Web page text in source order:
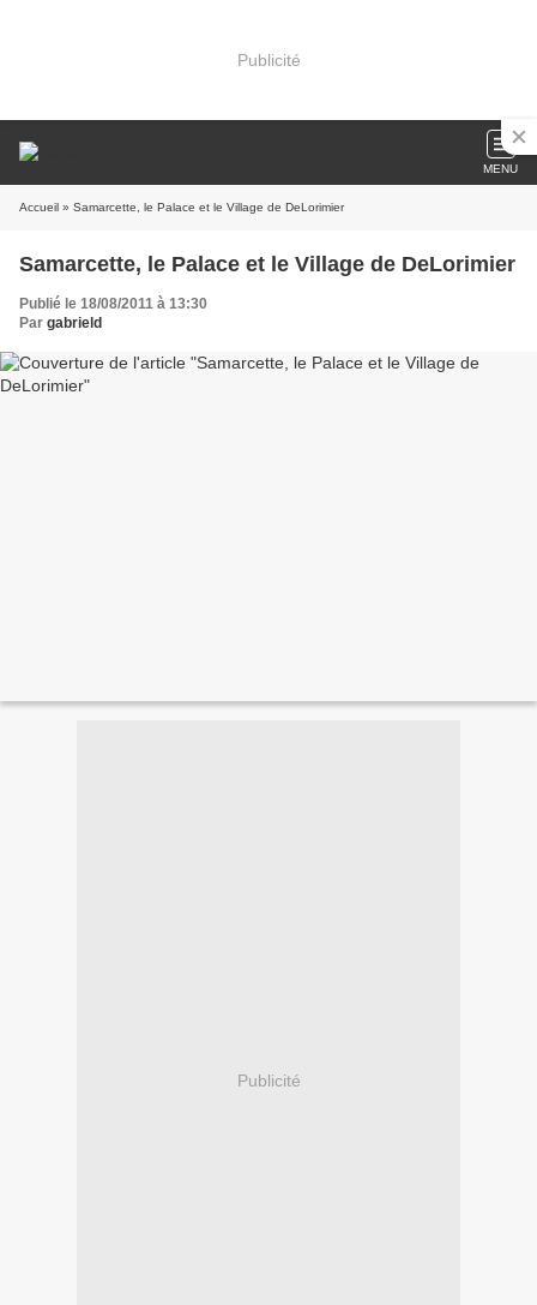
Publicité
MENU
Accueil » Samarcette, le Palace et le Village de DeLorimier
Samarcette, le Palace et le Village de DeLorimier
Publié le 18/08/2011 à 13:30
Par gabrield
Publicité